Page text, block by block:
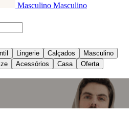
Masculino Masculino
Lingerie Calçados
Masculino
Acessórios Casa Oferta